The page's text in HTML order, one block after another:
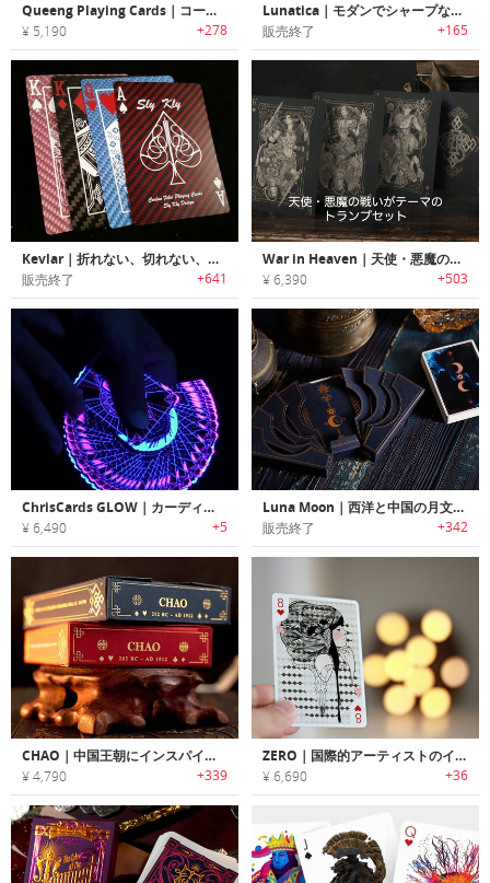
Queeng Playing Cards｜コートカードをアレンジしたトランプカードセット「クイーング」
¥ 5,190 +278
Lunatica｜モダンでシャープなテイストのフルカスタムトランプセット「ルナティカ」
販売終了 +165
Kevlar｜折れない、切れない、傷つかない！耐久性抜群のトランプ「ケブラートランプ」
販売終了 +641
War in Heaven｜天使・悪魔の戦いがテーマのトランプセット「ウォーインヘブン」
¥ 6,390 +503
ChrisCards GLOW｜カーディストリーに最適な暗闇で光るトランプ「グロウ」
¥ 6,490 +5
Luna Moon｜西洋と中国の月文化がテーマのトランプセット「ルナムーン」
販売終了 +342
CHAO｜中国王朝にインスパイアされたエキゾチックなトランプ「チャオ」
¥ 4,790 +339
ZERO｜国際的アーティストのイラストがARで動くハイテクトランプ「ゼロ」
¥ 6,690 +36